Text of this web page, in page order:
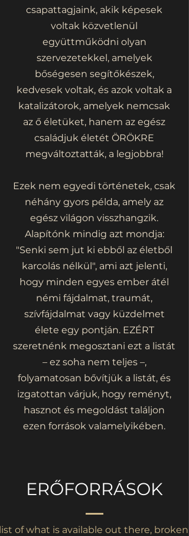
csapattagjaink, akik képesek
voltak közvetlenül
együttműködni olyan
szervezetekkel, amelyek
bőségesen segítőkészek,
kedvesek voltak, és azok voltak a
katalizátorok, amelyek nemcsak
az ő életüket, hanem az egész
családjuk életét ÖRÖKRE
megváltoztatták, a legjobbra!
Ezek nem egyedi történetek, csak
néhány gyors példa, amely az
egész világon visszhangzik.
Alapítónk mindig azt mondja:
"Senki sem jut ki ebből az életből
karcolás nélkül", ami azt jelenti,
hogy minden egyes ember átél
némi fájdalmat, traumát,
szívfájdalmat vagy küzdelmet
élete egy pontján. EZÉRT
szeretnénk megosztani ezt a listát
– ez soha nem teljes –,
folyamatosan bővítjük a listát, és
izgatottan várjuk, hogy reményt,
hasznot és megoldást találjon
ezen források valamelyikében.
ERŐFORRÁSOK
of what is available out there,